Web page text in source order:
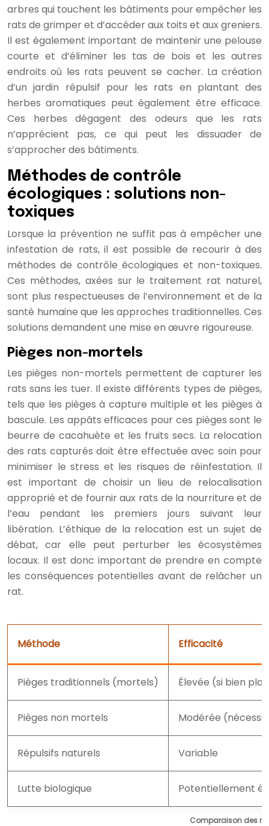
arbres qui touchent les bâtiments pour empêcher les
rats de grimper et d’accéder aux toits et aux greniers.
Il est également important de maintenir une pelouse
courte et d’éliminer les tas de bois et les autres
endroits où les rats peuvent se cacher. La création
d’un jardin répulsif pour les rats en plantant des
herbes aromatiques peut également être efficace.
Ces herbes dégagent des odeurs que les rats
n’apprécient pas, ce qui peut les dissuader de
s’approcher des bâtiments.
Méthodes de contrôle
écologiques : solutions non-
toxiques
Lorsque la prévention ne suffit pas à empêcher une
infestation de rats, il est possible de recourir à des
méthodes de contrôle écologiques et non-toxiques.
Ces méthodes, axées sur le traitement rat naturel,
sont plus respectueuses de l’environnement et de la
santé humaine que les approches traditionnelles. Ces
solutions demandent une mise en œuvre rigoureuse.
Pièges non-mortels
Les pièges non-mortels permettent de capturer les
rats sans les tuer. Il existe différents types de pièges,
tels que les pièges à capture multiple et les pièges à
bascule. Les appâts efficaces pour ces pièges sont le
beurre de cacahuète et les fruits secs. La relocation
des rats capturés doit être effectuée avec soin pour
minimiser le stress et les risques de réinfestation. Il
est important de choisir un lieu de relocalisation
approprié et de fournir aux rats de la nourriture et de
l’eau pendant les premiers jours suivant leur
libération. L’éthique de la relocation est un sujet de
débat, car elle peut perturber les écosystèmes
locaux. Il est donc important de prendre en compte
les conséquences potentielles avant de relâcher un
rat.
Comparaison des
Méthode Efficacité
Pièges traditionnels (mortels) Élevée (si bien
Pièges non mortels Modérée
Répulsifs naturels Variable
Lutte biologique Potentiellement